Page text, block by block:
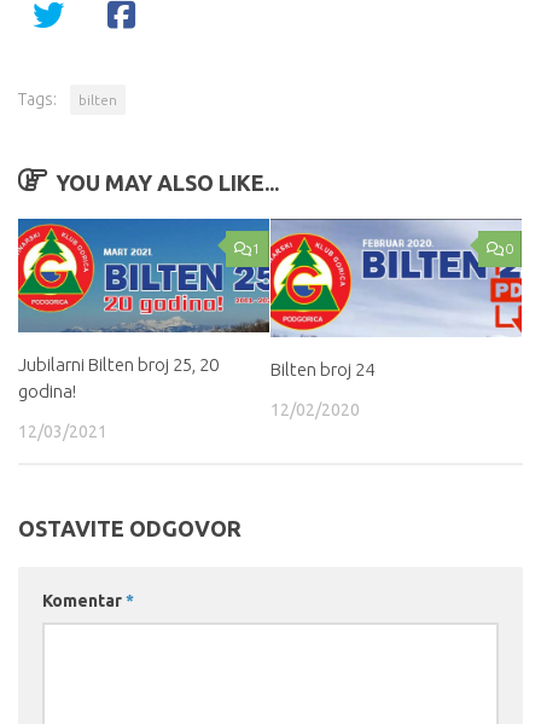
Tags: bilten
YOU MAY ALSO LIKE...
1
Jubilarni Bilten broj 25, 20
godina!
12/03/2021
0
Bilten broj 24
12/02/2020
OSTAVITE ODGOVOR
Komentar*